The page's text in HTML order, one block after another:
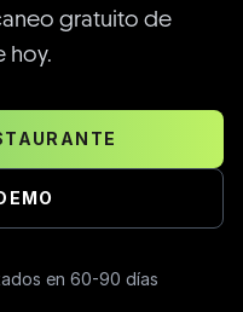
gratuito de
hoy.
en 60-90 días